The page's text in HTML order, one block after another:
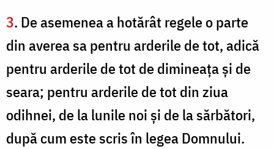
3. De asemenea a hotărât regele o parte
din averea sa pentru arderile de tot, adică
pentru arderile de tot de dimineaţa şi de
seara; pentru arderile de tot din ziua
odihnei, de la lunile noi şi de la sărbători,
după cum este scris în legea Domnului.